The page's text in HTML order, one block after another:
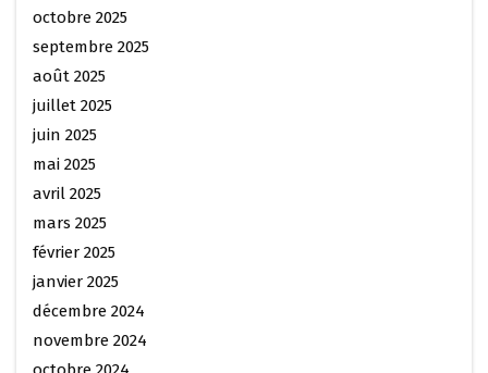
octobre 2025
septembre 2025
août 2025
juillet 2025
juin 2025
mai 2025
avril 2025
mars 2025
février 2025
janvier 2025
décembre 2024
novembre 2024